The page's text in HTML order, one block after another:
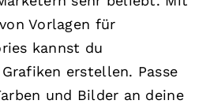
Vorlagen für
kannst du
erstellen. Passe
und Bilder an deine